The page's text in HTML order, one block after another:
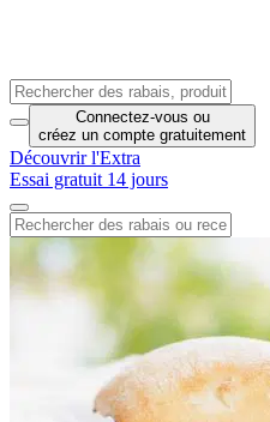
Connectez-vous ou
créez un compte gratuitement
Découvrir l'Extra
Essai gratuit 14 jours